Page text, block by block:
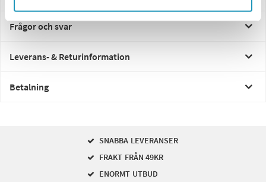
Frågor och svar
Leverans- & Returinformation
Betalning
SNABBA LEVERANSER
FRAKT FRÅN 49KR
ENORMT UTBUD